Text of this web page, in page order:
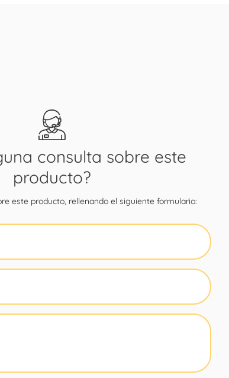
consulta sobre este
producto?
este producto, rellenando el siguiente formulario: